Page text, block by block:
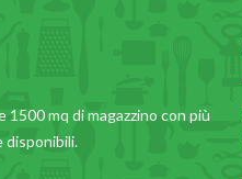
1500 mq di magazzino con più
disponibili.